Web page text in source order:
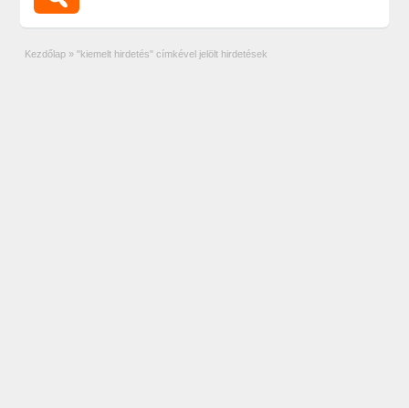
Kezdőlap » "kiemelt hirdetés" címkével jelölt hirdetések